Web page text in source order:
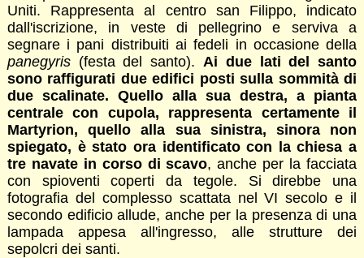
Uniti. Rappresenta al centro san Filippo, indicato
dall'iscrizione, in veste di pellegrino e serviva a
segnare i pani distribuiti ai fedeli in occasione della
panegyris(festa del santo). Ai due lati del santo
sono raffigurati due edifici posti sulla sommità di
due scalinate. Quello alla sua destra, a pianta
centrale con cupola, rappresenta certamente il
Martyrion, quello alla sua sinistra, sinora non
spiegato, è stato ora identificato con la chiesa a
tre navate in corso di scavo, anche per la facciata
con spioventi coperti da tegole. Si direbbe una
fotografia del complesso scattata nel VI secolo e il
secondo edificio allude, anche per la presenza di una
lampada appesa all'ingresso, alle strutture dei
sepolcri dei santi.